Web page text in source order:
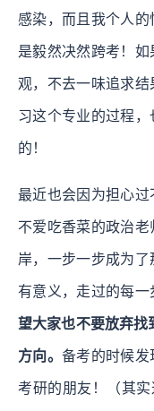
感染，而且我个人
是毅然决然跨考！
观，不去一味追求
习这个专业的过程
的！
最近也会因为担心
不爱吃香菜的政治
岸，一步一步成为
有意义，走过的每一
望大家也不要放弃找
方向。 备考的时候发
考研的朋友！（其实